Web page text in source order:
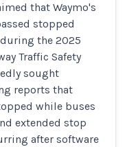
that Waymo's
stopped
the 2025
Traffic Safety
sought
reports that
while buses
extended stop
after software